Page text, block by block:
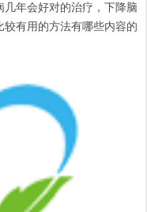
年会好对的治疗，下降脑
有用的方法有哪些内容的